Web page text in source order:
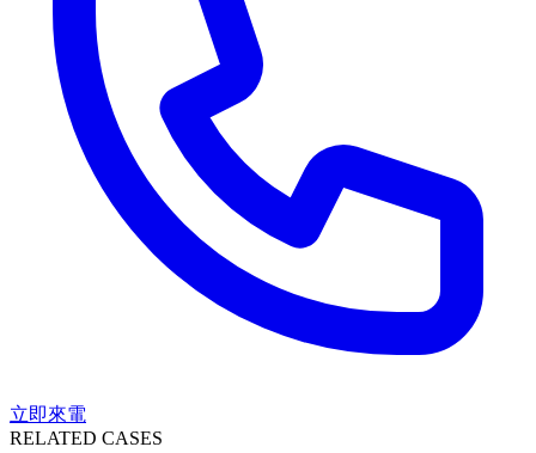
立即來電
RELATED CASES